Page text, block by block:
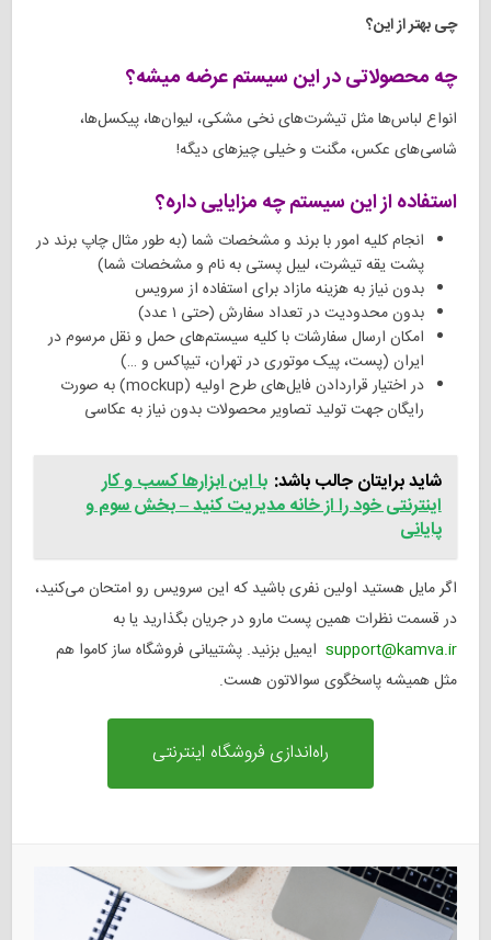
چی بهتر از این؟
چه محصولاتی در این سیستم عرضه میشه؟
انواع لباس‌ها مثل تیشرت‌های نخی مشکی، لیوان‌ها، پیکسل‌ها،
شاسی‌های عکس، مگنت و خیلی چیزهای دیگه!
استفاده از این سیستم چه مزایایی داره؟
انجام کلیه امور با برند و مشخصات شما (به طور مثال چاپ برند در
پشت یقه تیشرت، لیبل پستی به نام و مشخصات شما)
بدون نیاز به هزینه مازاد برای استفاده از سرویس
بدون محدودیت در تعداد سفارش (حتی ۱ عدد)
امکان ارسال سفارشات با کلیه سیستم‌های حمل و نقل مرسوم در
ایران (پست، پیک موتوری در تهران، تیپاکس و …)
در اختیار قراردادن فایل‌های طرح اولیه (mockup) به صورت
رایگان جهت تولید تصاویر محصولات بدون نیاز به عکاسی
شاید برایتان جالب باشد: با این ابزارها کسب و کار
اینترنتی خود را از خانه مدیریت کنید – بخش سوم و
پایانی
اگر مایل هستید اولین نفری باشید که این سرویس رو امتحان می‌کنید،
در قسمت نظرات همین پست مارو در جریان بگذارید یا به
support@kamva.ir ایمیل بزنید. پشتیبانی فروشگاه ساز کاموا هم
مثل همیشه پاسخگوی سوالاتون هست.
راه‌اندازی فروشگاه اینترنتی